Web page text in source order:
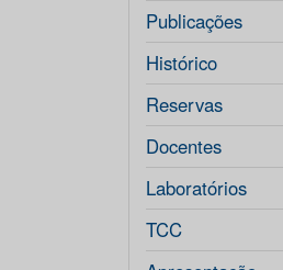
Publicações
Histórico
Reservas
Docentes
Laboratórios
TCC